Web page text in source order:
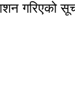
गरिएको